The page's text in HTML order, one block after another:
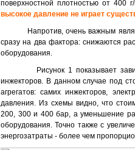
поверхностной плотностью от 400
высокое давление не играет
Напротив, очень важным
сразу на два фактора: снижаются
оборудования.
Рисунок 1 показывает
инжекторов. В данном случае под
агрегатов: самих инжекторов,
давления. Из схемы видно, что
200, 300 и 400 бар, а уменьшение
оборудования. Точно также с
энергозатраты - более чем